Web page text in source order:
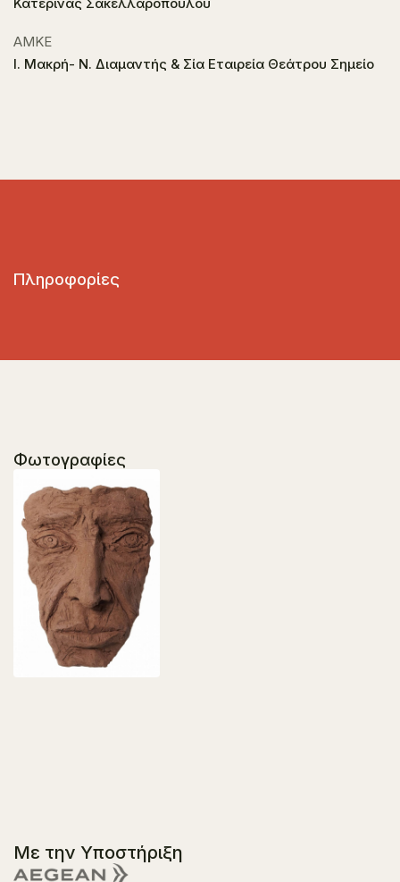
ΑΜΚΕ
Ι. Μακρή- Ν. Διαμαντής & Σία Εταιρεία Θεάτρου Σημείο
Πληροφορίες
Φωτογραφίες
Με την Υποστήριξη